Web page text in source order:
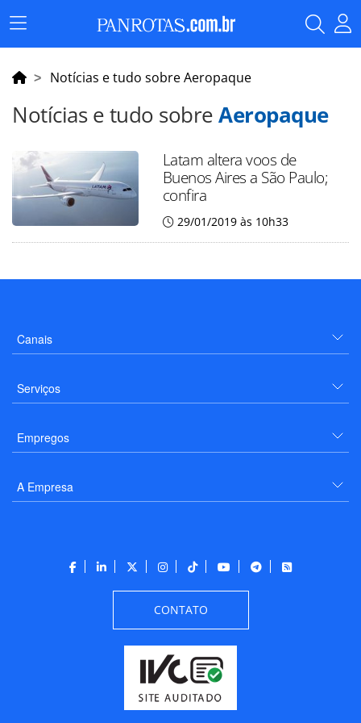
Menu
Principal
Notícias e tudo sobre Aeropaque
Notícias e tudo sobreAeropaque
Latam altera voos de
Buenos Aires a São Paulo;
confira
29/01/2019 às 10h33
Canais
Serviços
Empregos
A Empresa
CONTATO